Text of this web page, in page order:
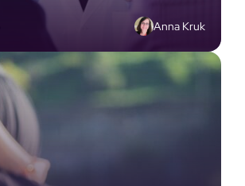
Anna Kruk